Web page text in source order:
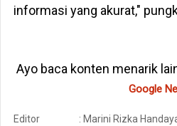
informasi yang akurat,"
Ayo baca konten menarik
Google
Editor : Marini Rizka